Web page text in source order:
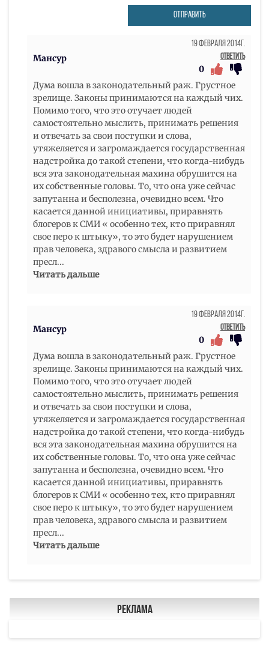
ОТПРАВИТЬ
Мансур
19 Февраля 2014г.
Ответить
0
Дума вошла в законодательный раж. Грустное
зрелище. Законы принимаются на каждый чих.
Помимо того, что это отучает людей
самостоятельно мыслить, принимать решения
и отвечать за свои поступки и слова,
утяжеляется и загромаждается государственная
надстройка до такой степени, что когда-нибудь
вся эта законодательная махина обрушится на
их собственные головы. То, что она уже сейчас
запутанна и бесполезна, очевидно всем. Что
касается данной инициативы, приравнять
блогеров к СМИ « особенно тех, кто приравнял
свое перо к штыку», то это будет нарушением
прав человека, здравого смысла и развитием
пресл...
Читать дальше
Мансур
19 Февраля 2014г.
Ответить
0
Дума вошла в законодательный раж. Грустное
зрелище. Законы принимаются на каждый чих.
Помимо того, что это отучает людей
самостоятельно мыслить, принимать решения
и отвечать за свои поступки и слова,
утяжеляется и загромаждается государственная
надстройка до такой степени, что когда-нибудь
вся эта законодательная махина обрушится на
их собственные головы. То, что она уже сейчас
запутанна и бесполезна, очевидно всем. Что
касается данной инициативы, приравнять
блогеров к СМИ « особенно тех, кто приравнял
свое перо к штыку», то это будет нарушением
прав человека, здравого смысла и развитием
пресл...
Читать дальше
Реклама